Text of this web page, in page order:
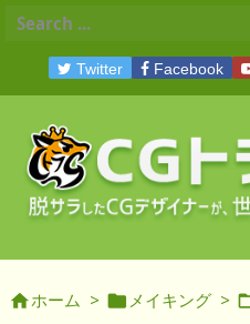
Twitter Facebook
ホーム >  メイキング >